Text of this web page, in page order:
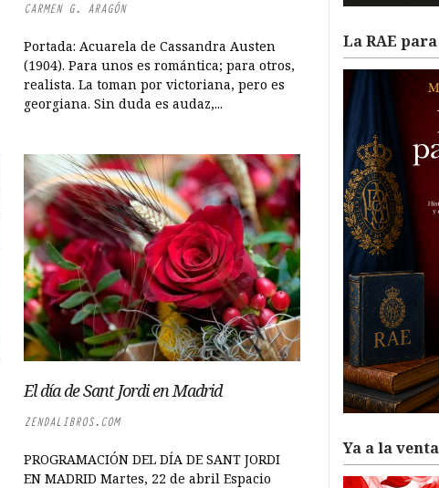
CARMEN G. ARAGÓN
Portada: Acuarela de Cassandra Austen
(1904). Para unos es romántica; para otros,
realista. La toman por victoriana, pero es
georgiana. Sin duda es audaz,...
El día de Sant Jordi en Madrid
ZENDALIBROS.COM
PROGRAMACIÓN DEL DÍA DE SANT JORDI
EN MADRID Martes, 22 de abril Espacio
La RAE
Ya a la venta